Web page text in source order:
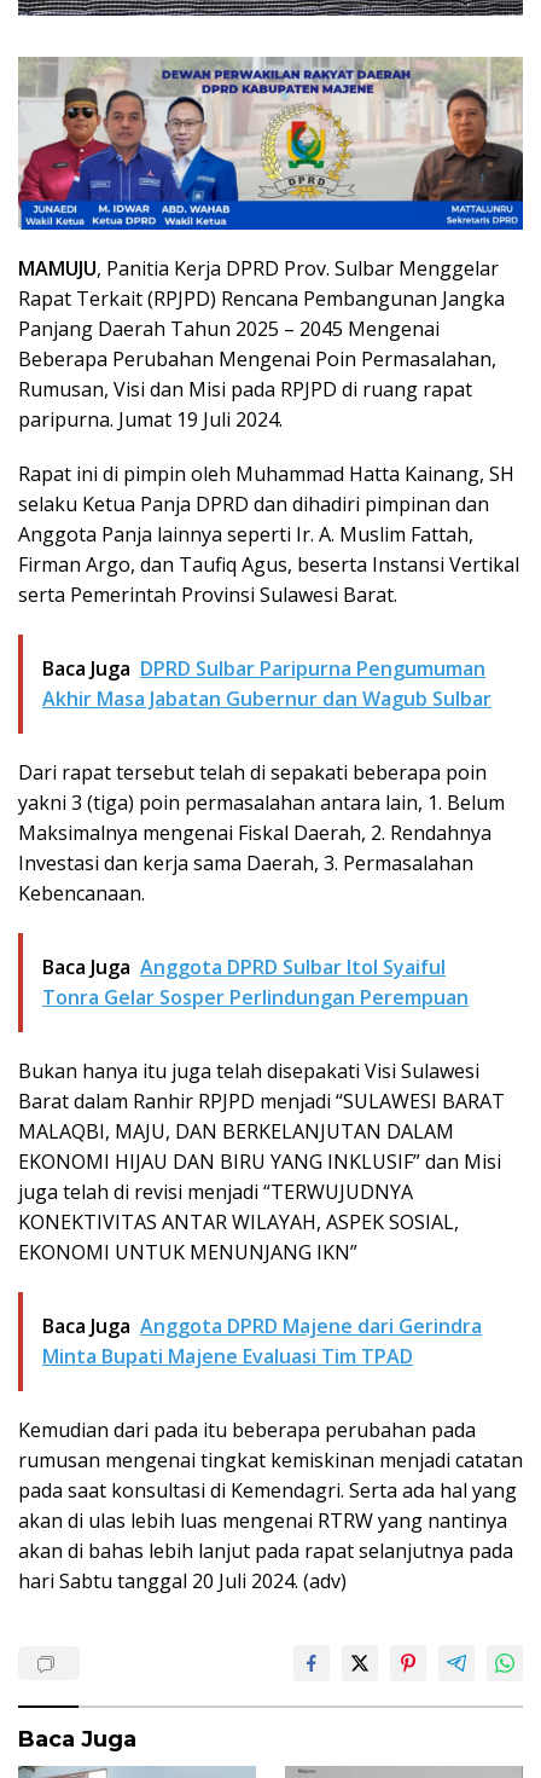
MAMUJU, Panitia Kerja DPRD Prov. Sulbar Menggelar
Rapat Terkait (RPJPD) Rencana Pembangunan Jangka
Panjang Daerah Tahun 2025 – 2045 Mengenai
Beberapa Perubahan Mengenai Poin Permasalahan,
Rumusan, Visi dan Misi pada RPJPD di ruang rapat
paripurna. Jumat 19 Juli 2024.
Rapat ini di pimpin oleh Muhammad Hatta Kainang, SH
selaku Ketua Panja DPRD dan dihadiri pimpinan dan
Anggota Panja lainnya seperti Ir. A. Muslim Fattah,
Firman Argo, dan Taufiq Agus, beserta Instansi Vertikal
serta Pemerintah Provinsi Sulawesi Barat.
Baca Juga DPRD Sulbar Paripurna Pengumuman
Akhir Masa Jabatan Gubernur dan Wagub Sulbar
Dari rapat tersebut telah di sepakati beberapa poin
yakni 3 (tiga) poin permasalahan antara lain, 1. Belum
Maksimalnya mengenai Fiskal Daerah, 2. Rendahnya
Investasi dan kerja sama Daerah, 3. Permasalahan
Kebencanaan.
Baca Juga Anggota DPRD Sulbar Itol Syaiful
Tonra Gelar Sosper Perlindungan Perempuan
Bukan hanya itu juga telah disepakati Visi Sulawesi
Barat dalam Ranhir RPJPD menjadi “SULAWESI BARAT
MALAQBI, MAJU, DAN BERKELANJUTAN DALAM
EKONOMI HIJAU DAN BIRU YANG INKLUSIF” dan Misi
juga telah di revisi menjadi “TERWUJUDNYA
KONEKTIVITAS ANTAR WILAYAH, ASPEK SOSIAL,
EKONOMI UNTUK MENUNJANG IKN”
Baca Juga Anggota DPRD Majene dari Gerindra
Minta Bupati Majene Evaluasi Tim TPAD
Kemudian dari pada itu beberapa perubahan pada
rumusan mengenai tingkat kemiskinan menjadi catatan
pada saat konsultasi di Kemendagri. Serta ada hal yang
akan di ulas lebih luas mengenai RTRW yang nantinya
akan di bahas lebih lanjut pada rapat selanjutnya pada
hari Sabtu tanggal 20 Juli 2024. (adv)
Baca Juga